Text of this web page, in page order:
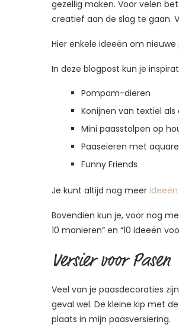
gezellig maken. Voor velen
creatief aan de slag te gaan.
Hier enkele ideeën om
In deze blogpost kun je
Pompom-dieren
Konijnen van textiel
Mini paasstolpen op
Paaseieren met
Funny Friends
Je kunt altijd nog meer
Bovendien kun je, voor nog
10 manieren” en “10 ideeën
Versier voor Pasen
Veel van je paasdecoraties
geval wel. De kleine kip met
plaats in mijn paasversiering.